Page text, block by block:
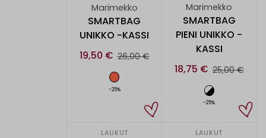
Marimekko
SMARTBAG
UNIKKO -KASSI
19,50 € 26,00 €
-25%
Marimekko
SMARTBAG
PIENI UNIKKO -
KASSI
18,75 € 25,00 €
-25%
LAUKUT LAUKUT